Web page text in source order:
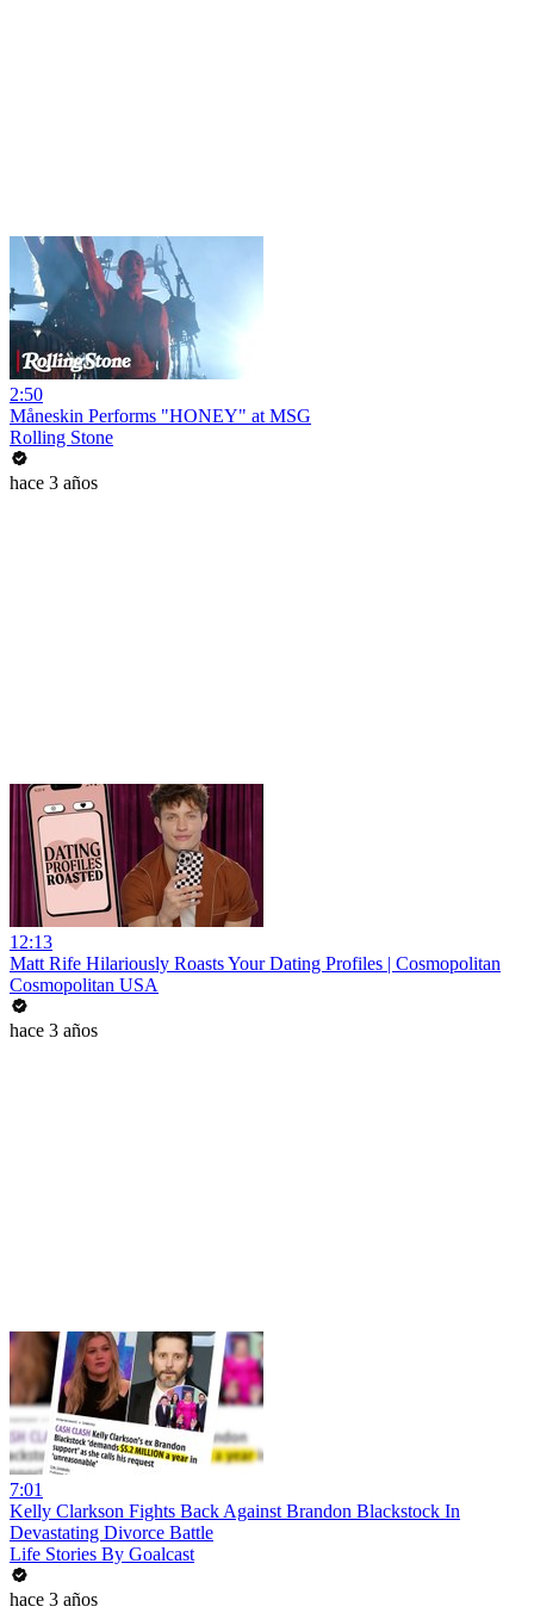
2:50
Måneskin Performs "HONEY" at MSG
Rolling Stone
hace 3 años
12:13
Matt Rife Hilariously Roasts Your Dating Profiles | Cosmopolitan
Cosmopolitan USA
hace 3 años
7:01
Kelly Clarkson Fights Back Against Brandon Blackstock In
Devastating Divorce Battle
Life Stories By Goalcast
hace 3 años